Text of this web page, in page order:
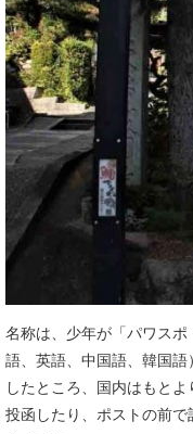
名称は、少年が「パワス
語、英語、中国語、韓国
したところ、国内はもと
投函したり、ポストの前